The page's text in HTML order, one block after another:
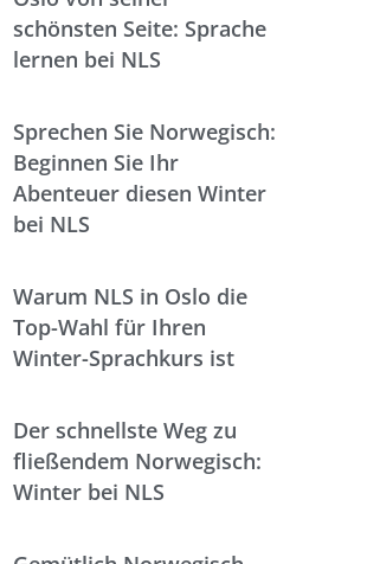
schönsten Seite: Sprache
lernen bei NLS
Sprechen Sie Norwegisch:
Beginnen Sie Ihr
Abenteuer diesen Winter
bei NLS
Warum NLS in Oslo die
Top-Wahl für Ihren
Winter-Sprachkurs ist
Der schnellste Weg zu
fließendem Norwegisch:
Winter bei NLS